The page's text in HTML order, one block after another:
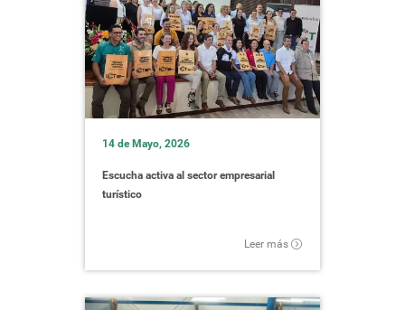
14 de Mayo, 2026
Escucha activa al sector empresarial
turístico
Leer más